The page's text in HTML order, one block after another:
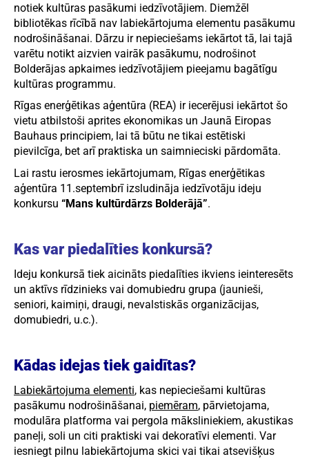
Meklēt Language Iestatījumi
notiek kultūras pasākumi iedzīvotājiem. Diemžēl
bibliotēkas rīcībā nav labiekārtojuma elementu pasākumu
nodrošināšanai. Dārzu ir nepieciešams iekārtot tā, lai tajā
varētu notikt aizvien vairāk pasākumu, nodrošinot
Bolderājas apkaimes iedzīvotājiem pieejamu bagātīgu
kultūras programmu.
Rīgas enerģētikas aģentūra (REA) ir iecerējusi iekārtot šo
vietu atbilstoši aprites ekonomikas un Jaunā Eiropas
Bauhaus principiem, lai tā būtu ne tikai estētiski
pievilcīga, bet arī praktiska un saimnieciski pārdomāta.
Lai rastu ierosmes iekārtojumam, Rīgas enerģētikas
aģentūra 11.septembrī izsludināja iedzīvotāju ideju
konkursu “Mans kultūrdārzs Bolderājā”.
Kas var piedalīties konkursā?
Ideju konkursā tiek aicināts piedalīties ikviens ieinteresēts
un aktīvs rīdzinieks vai domubiedru grupa (jaunieši,
seniori, kaimiņi, draugi, nevalstiskās organizācijas,
domubiedri, u.c.).
Kādas idejas tiek gaidītas?
Labiekārtojuma elementi, kas nepieciešami kultūras
pasākumu nodrošināšanai, piemēram, pārvietojama,
modulāra platforma vai pergola māksliniekiem, akustikas
paneļi, soli un citi praktiski vai dekoratīvi elementi. Var
iesniegt pilnu labiekārtojuma skici vai tikai atsevišķus